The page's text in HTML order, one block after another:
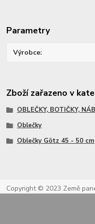
Parametry
Výrobce
Zboží zařazeno v
OBLEČKY, BOTIČKY,
Oblečky
Oblečky Götz 45 - 50 cm
Copyright © 2023 Země